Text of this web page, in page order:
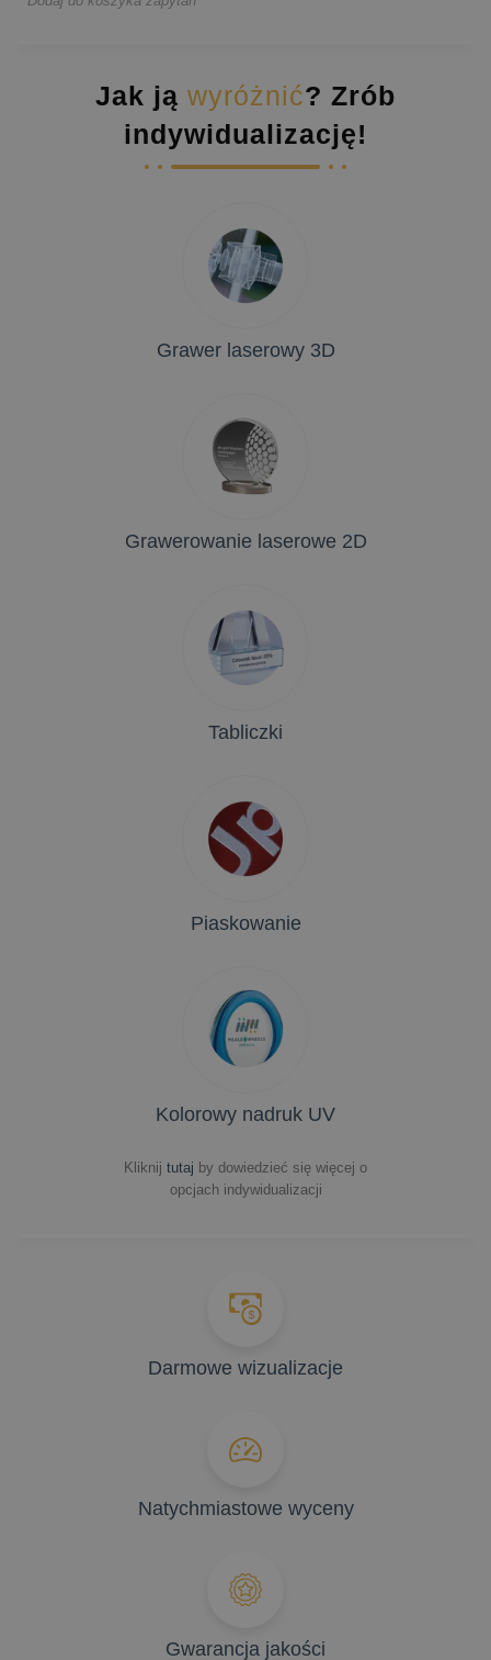
Jak ją wyróżnić? Zrób
indywidualizację!
Grawer laserowy 3D
Grawerowanie laserowe 2D
Tabliczki
Piaskowanie
Kolorowy nadruk UV
Kliknij tutaj by dowiedzieć się więcej o
opcjach indywidualizacji
Darmowe wizualizacje
Natychmiastowe wyceny
Gwarancja jakości